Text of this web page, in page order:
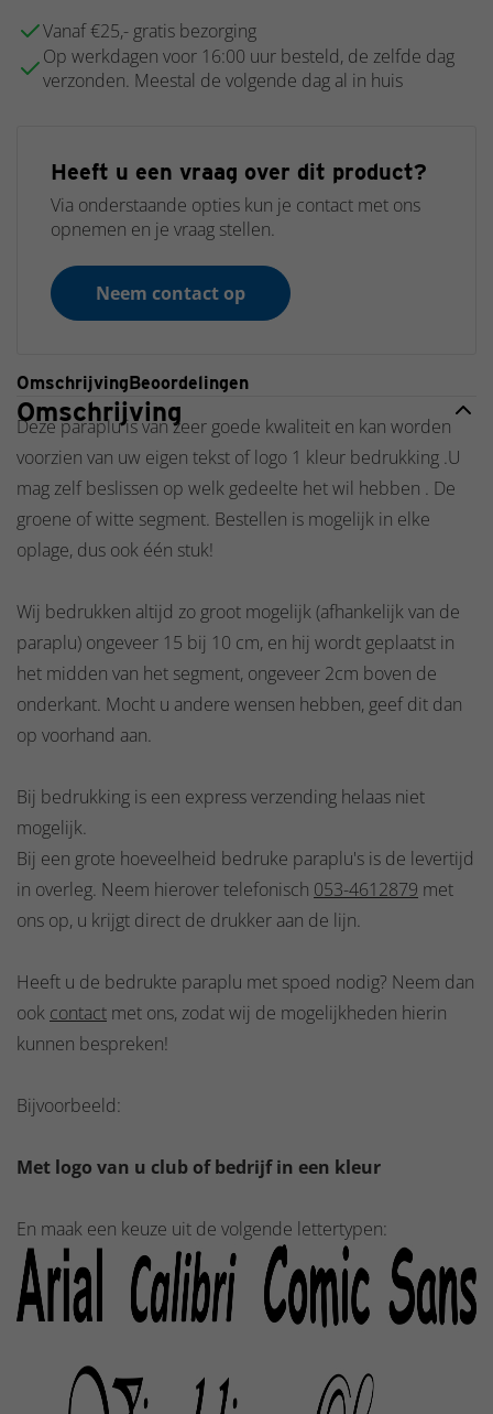
Vanaf €25,- gratis bezorging
Op werkdagen voor 16:00 uur besteld, de zelfde dag
verzonden. Meestal de volgende dag al in huis
Heeft u een vraag over dit product?
Via onderstaande opties kun je contact met ons
opnemen en je vraag stellen.
Neem contact op
OmschrijvingBeoordelingen
Omschrijving
Deze paraplu is van zeer goede kwaliteit en kan worden
voorzien van uw eigen tekst of logo 1 kleur bedrukking .U
mag zelf beslissen op welk gedeelte het wil hebben . De
groene of witte segment. Bestellen is mogelijk in elke
oplage, dus ook één stuk!
Wij bedrukken altijd zo groot mogelijk (afhankelijk van de
paraplu) ongeveer 15 bij 10 cm, en hij wordt geplaatst in
het midden van het segment, ongeveer 2cm boven de
onderkant. Mocht u andere wensen hebben, geef dit dan
op voorhand aan.
Bij bedrukking is een express verzending helaas niet
mogelijk.
Bij een grote hoeveelheid bedruke paraplu's is de levertijd
in overleg. Neem hierover telefonisch 053-4612879 met
ons op, u krijgt direct de drukker aan de lijn.
Heeft u de bedrukte paraplu met spoed nodig? Neem dan
ook contact met ons, zodat wij de mogelijkheden hierin
kunnen bespreken!
Bijvoorbeeld:
Met logo van u club of bedrijf in een kleur
En maak een keuze uit de volgende lettertypen: